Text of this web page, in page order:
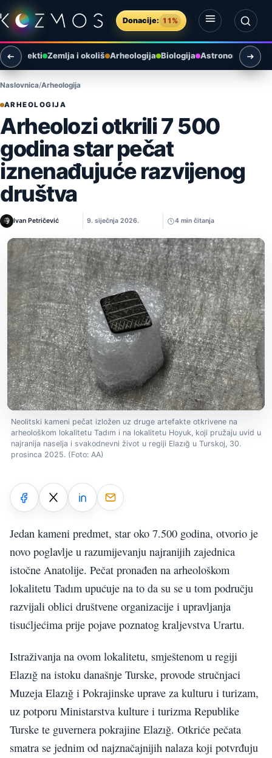
Preskoči na sadržaj
Donacije: 11%
Otvori izbornik
Otvori pretragu
objekti Zemlja i okoliš Arheologija Biologija Astronomija u
Naslovnica Arheologija
ARHEOLOGIJA
Arheolozi otkrili 7 500
godina star pečat
iznenađujuće razvijenog
društva
Ivan Petričević 9. siječnja 2026. 4 min čitanja
Neolitski kameni pečat izložen uz druge artefakte otkrivene na
arheološkom lokalitetu Tadım i na lokalitetu Hoyuk, koji pružaju uvid u
najranija naselja i svakodnevni život u regiji Elazığ u Turskoj, 30.
prosinca 2025. (Foto: AA)
Jedan kameni predmet, star oko 7.500 godina, otvorio je
novo poglavlje u razumijevanju najranijih zajednica
istočne Anatolije. Pečat pronađen na arheološkom
lokalitetu Tadım upućuje na to da su se u tom području
razvijali oblici društvene organizacije i upravljanja
tisućljećima prije pojave poznatog kraljevstva Urartu.
Istraživanja na ovom lokalitetu, smještenom u regiji
Elazığ na istoku današnje Turske, provode stručnjaci
Muzeja Elazığ i Pokrajinske uprave za kulturu i turizam,
uz potporu Ministarstva kulture i turizma Republike
Turske te guvernera pokrajine Elazığ. Otkriće pečata
smatra se jednim od najznačajnijih nalaza koji potvrđuju